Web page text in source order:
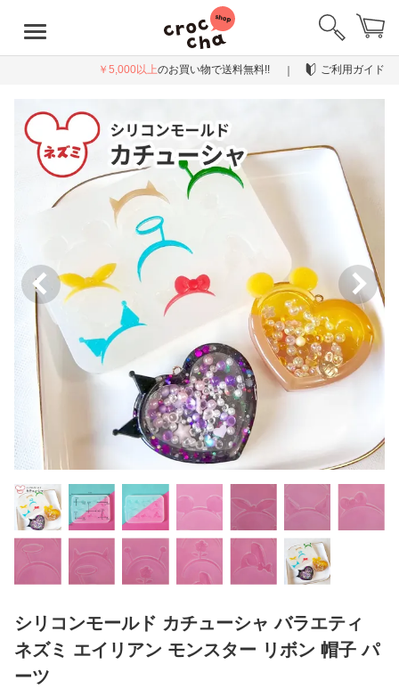
￥5,000以上のお買い物で送料無料!! ご利用ガイド
シリコンモールド カチューシャ バラエティ
ネズミ エイリアン モンスター リボン 帽子 パ
ーツ